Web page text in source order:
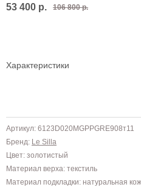
53 400 р. 106 800 р.
Характеристики
Артикул: 6123D020MGPPGRE908т11
Бренд: Le Silla
Цвет: золотистый
Материал верха: текстиль
Материал подкладки: натуральная